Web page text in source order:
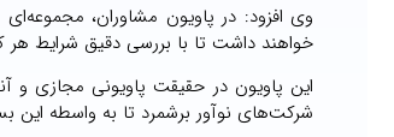
وی افزود: در پاویون مشاوران،
خواهند داشت تا با بررسی دقیق شرایط هر
این پاویون در حقیقت پاویونی مجازی و
شرکت‌های نوآور برشمرد تا به واسطه این